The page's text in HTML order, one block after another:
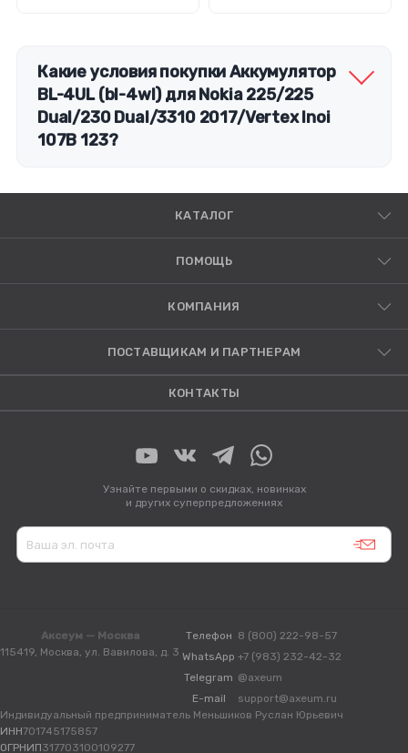
Dual/Vertex C306
Какие условия покупки Аккумулятор
BL-4UL (bl-4wl) для Nokia 225/225
Dual/230 Dual/3310 2017/Vertex Inoi
107B 123?
КАТАЛОГ
ПОМОЩЬ
КОМПАНИЯ
ПОСТАВЩИКАМ И ПАРТНЕРАМ
КОНТАКТЫ
Узнайте первыми о скидках, новинках
и других суперпредложениях
Аксеум — Москва
115419, Москва, ул. Вавилова, д. 3
Телефон 8 (800) 222-98-57
WhatsApp +7 (983) 232-42-32
Telegram @axeum
E-mail
support@axeum.ru
Индивидуальный предприниматель Меньшиков Руслан Юрьевич
ИНН701745175857
ОГРНИП317703100109277